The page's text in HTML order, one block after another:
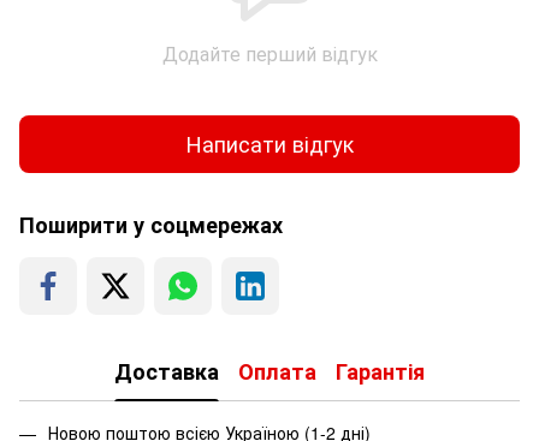
Додайте перший відгук
Написати відгук
Поширити у соцмережах
Доставка Оплата Гарантія
Новою поштою всією Україною (1-2 дні)